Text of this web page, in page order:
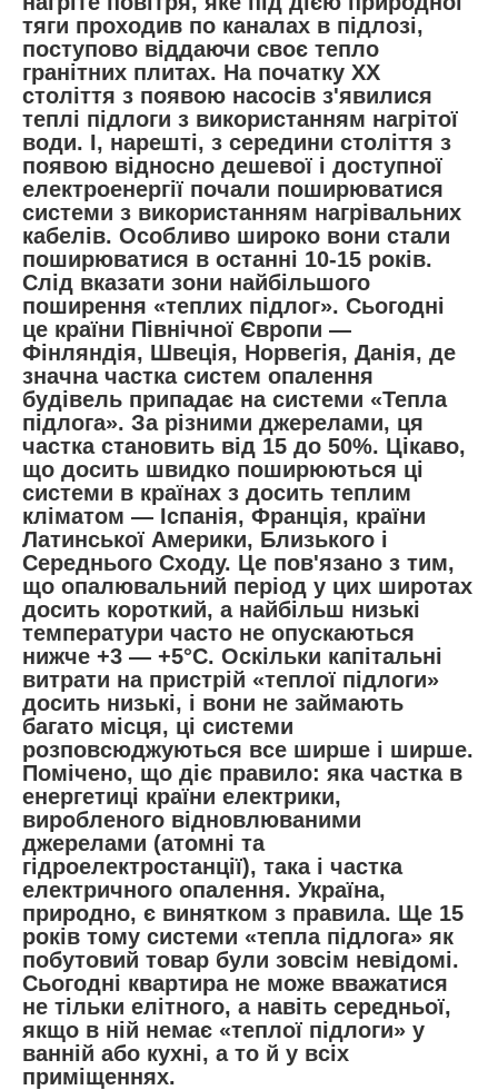
тяги проходив по каналах в підлозі,
поступово віддаючи своє тепло
гранітних плитах. На початку ХХ
століття з появою насосів з'явилися
теплі підлоги з використанням нагрітої
води. І, нарешті, з середини століття з
появою відносно дешевої і доступної
електроенергії почали поширюватися
системи з використанням нагрівальних
кабелів. Особливо широко вони стали
поширюватися в останні 10-15 років.
Слід вказати зони найбільшого
поширення «теплих підлог». Сьогодні
це країни Північної Європи —
Фінляндія, Швеція, Норвегія, Данія, де
значна частка систем опалення
будівель припадає на системи «Тепла
підлога». За різними джерелами, ця
частка становить від 15 до 50%. Цікаво,
що досить швидко поширюються ці
системи в країнах з досить теплим
кліматом — Іспанія, Франція, країни
Латинської Америки, Близького і
Середнього Сходу. Це пов'язано з тим,
що опалювальний період у цих широтах
досить короткий, а найбільш низькі
температури часто не опускаються
нижче +3 — +5°C. Оскільки капітальні
витрати на пристрій «теплої підлоги»
досить низькі, і вони не займають
багато місця, ці системи
розповсюджуються все ширше і ширше.
Помічено, що діє правило: яка частка в
енергетиці країни електрики,
виробленого відновлюваними
джерелами (атомні та
гідроелектростанції), така і частка
електричного опалення. Україна,
природно, є винятком з правила. Ще 15
років тому системи «тепла підлога» як
побутовий товар були зовсім невідомі.
Сьогодні квартира не може вважатися
не тільки елітного, а навіть середньої,
якщо в ній немає «теплої підлоги» у
ванній або кухні, а то й у всіх
приміщеннях.